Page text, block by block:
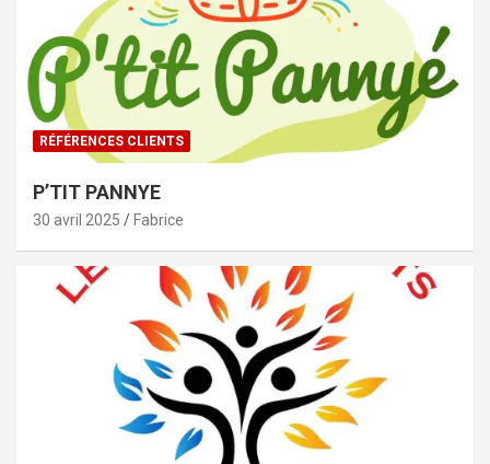
RÉFÉRENCES CLIENTS
P’TIT PANNYE
30 avril 2025 Fabrice